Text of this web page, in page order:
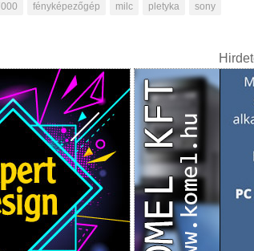
fényképezőgép milc pletyka sony